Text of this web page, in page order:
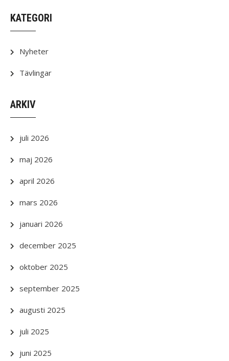
KATEGORI
Nyheter
Tävlingar
ARKIV
juli 2026
maj 2026
april 2026
mars 2026
januari 2026
december 2025
oktober 2025
september 2025
augusti 2025
juli 2025
juni 2025